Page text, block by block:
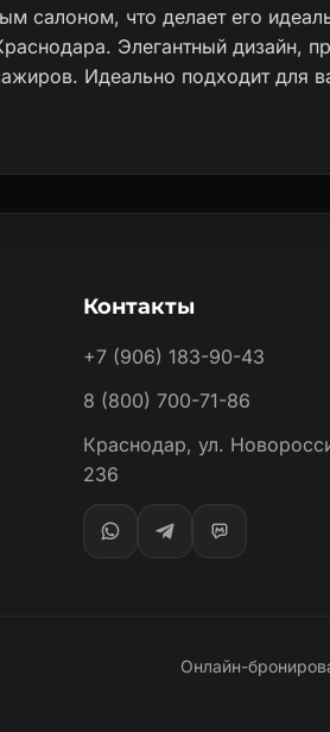
салоном, что делает его
Элегантный дизайн,
Идеально подходит для
Контакты
+7 (906) 183-90-43
8 (800) 700-71-86
Краснодар, ул.
236
Онлайн-